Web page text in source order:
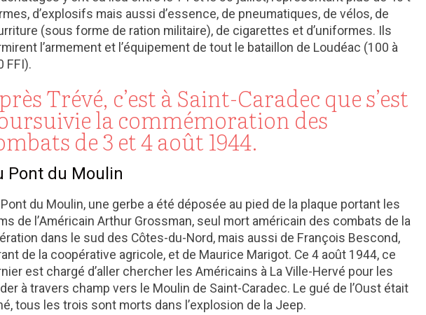
d’explosifs mais aussi d’essence, de pneumatiques, de vélos, de
(sous forme de ration militaire), de cigarettes et d’uniformes. Ils
l’armement et l’équipement de tout le bataillon de Loudéac (100 à
FFI).
Trévé, c’est à Saint-Caradec que s’est
la commémoration des
de 3 et 4 août 1944.
Pont du Moulin
du Moulin, une gerbe a été déposée au pied de la plaque portant les
de l’Américain Arthur Grossman, seul mort américain des combats de la
dans le sud des Côtes-du-Nord, mais aussi de François Bescond,
de la coopérative agricole, et de Maurice Marigot. Ce 4 août 1944, ce
est chargé d’aller chercher les Américains à La Ville-Hervé pour les
à travers champ vers le Moulin de Saint-Caradec. Le gué de l’Oust était
tous les trois sont morts dans l’explosion de la Jeep.